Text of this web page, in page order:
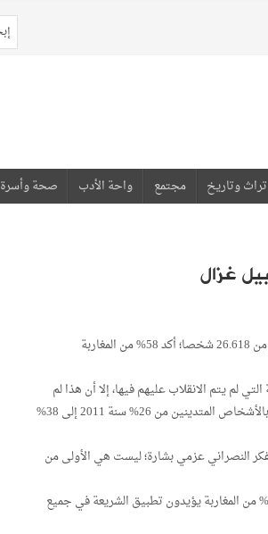
تراث وتاريخ مجتمع واحة الأدب صحة وأسرة
غزال
في دراسة تعتبر الأكبر من نوعها شملت 14 بلدا عربيا، وتم خلالها استجواب أكثر من 26.618 شخصا؛ أكد 58% من المغاربة
لم يتم الانقلاب عليهم فيها، إلا أن هذا لم
يؤثر في نظرة المواطن العربي للشخص المتدين، بل ارتفعت ثقة المواطن العربي بالأشخاص المتدينين من 26% سنة 2011 إلى 38%
النصراني عزمي بشارة؛ ليست هي الأولى من
كشفت دراسة أمريكية أعدها معهد «بيو» في أبريل من السنة الماضية أنّ 83% من المغاربة يؤيدون تطبيق الشريعة في جميع